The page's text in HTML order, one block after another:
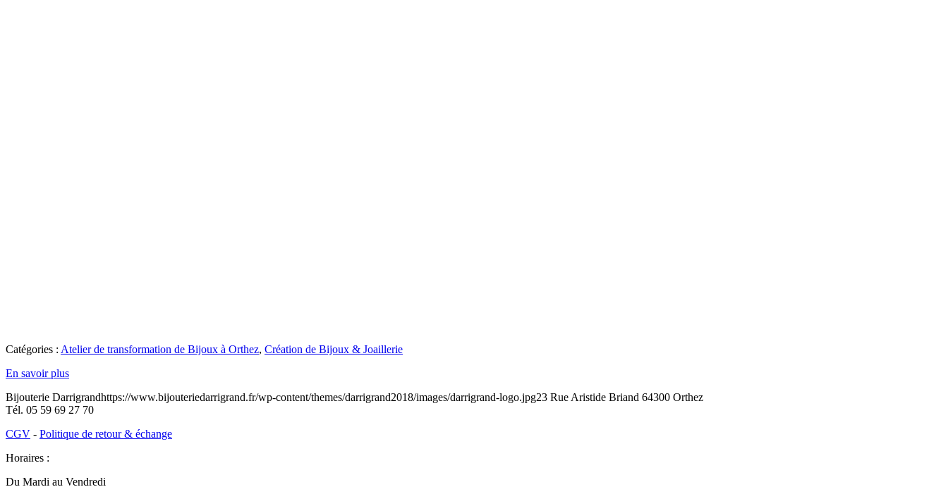
Catégories : Atelier de transformation de Bijoux à Orthez, Création de Bijoux & Joaillerie
En savoir plus
Bijouterie Darrigrandhttps://www.bijouteriedarrigrand.fr/wp-content/themes/darrigrand2018/images/darrigrand-logo.jpg23 Rue Aristide Briand 64300 Orthez
Tél. 05 59 69 27 70
CGV - Politique de retour & échange
Horaires :
Du Mardi au Vendredi